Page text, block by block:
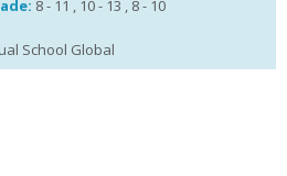
8 - 11 , 10 - 13 , 8 - 10
School Global